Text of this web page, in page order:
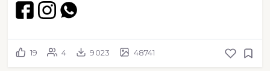
19 4 9023 48741